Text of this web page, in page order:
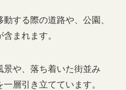
する際の道路や、公園、
まれます。
景や、落ち着いた街並み
層引き立てています。